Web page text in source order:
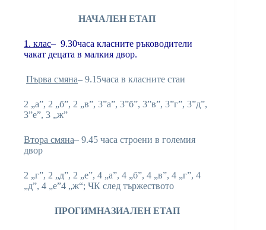
НАЧАЛЕН ЕТАП
1. клас– 9.30часа класните ръководители
чакат децата в малкия двор.
Първа смяна– 9.15часа в класните стаи
2 „а”, 2 „б”, 2 „в”, 3”а”, 3”б”, 3”в”, 3”г”, 3”д”,
3”е”, 3 „ж”
Втора смяна– 9.45 часа строени в големия
двор
2 „г”, 2 „д”, 2 „е”, 4 „а”, 4 „б”, 4 „в”, 4 „г”, 4
„д”, 4 „е”4 „ж“; ЧК след тържеството
ПРОГИМНАЗИАЛЕН ЕТАП